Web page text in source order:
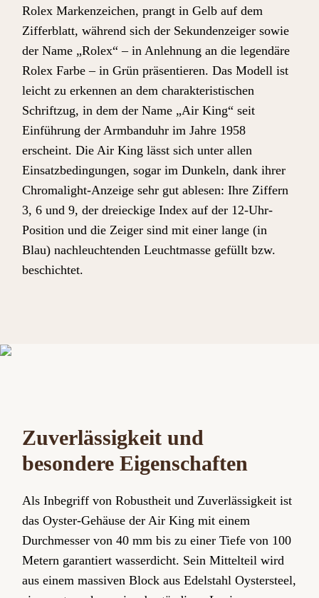
Rolex Markenzeichen, prangt in Gelb auf dem
Zifferblatt, während sich der Sekundenzeiger sowie
der Name „Rolex“ – in Anlehnung an die legendäre
Rolex Farbe – in Grün präsentieren. Das Modell ist
leicht zu erkennen an dem charakteristischen
Schriftzug, in dem der Name „Air King“ seit
Einführung der Armbanduhr im Jahre 1958
erscheint. Die Air King lässt sich unter allen
Einsatzbedingungen, sogar im Dunkeln, dank ihrer
Chromalight-Anzeige sehr gut ablesen: Ihre Ziffern
3, 6 und 9, der dreieckige Index auf der 12-Uhr-
Position und die Zeiger sind mit einer lange (in
Blau) nachleuchtenden Leuchtmasse gefüllt bzw.
beschichtet.
Zuverlässigkeit und
besondere Eigenschaften
Als Inbegriff von Robustheit und Zuverlässigkeit ist
das Oyster-Gehäuse der Air King mit einem
Durchmesser von 40 mm bis zu einer Tiefe von 100
Metern garantiert wasserdicht. Sein Mittelteil wird
aus einem massiven Block aus Edelstahl Oystersteel,